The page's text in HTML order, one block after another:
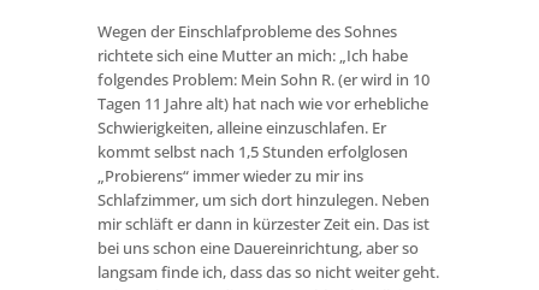
Wegen der Einschlafprobleme des Sohnes
richtete sich eine Mutter an mich: „Ich habe
folgendes Problem: Mein Sohn R. (er wird in 10
Tagen 11 Jahre alt) hat nach wie vor erhebliche
Schwierigkeiten, alleine einzuschlafen. Er
kommt selbst nach 1,5 Stunden erfolglosen
„Probierens“ immer wieder zu mir ins
Schlafzimmer, um sich dort hinzulegen. Neben
mir schläft er dann in kürzester Zeit ein. Das ist
bei uns schon eine Dauereinrichtung, aber so
langsam finde ich, dass das so nicht weiter geht.